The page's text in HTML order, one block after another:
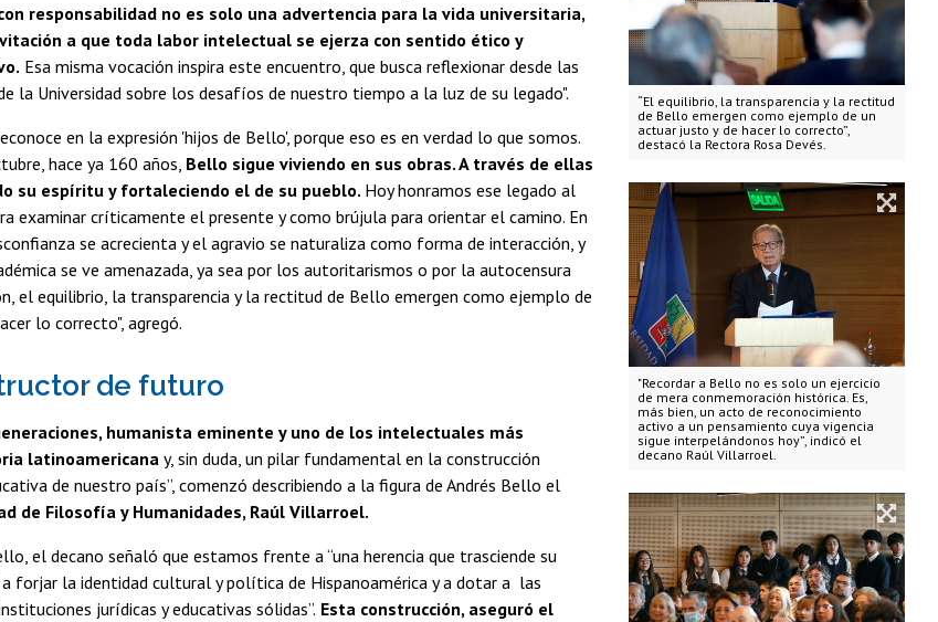
“El equilibrio, la transparencia y la rectitud
de Bello emergen como ejemplo de un
actuar justo y de hacer lo correcto”,
destacó la Rectora Rosa Devés.
"Recordar a Bello no es solo un ejercicio
de mera conmemoración histórica. Es,
más bien, un acto de reconocimiento
activo a un pensamiento cuya vigencia
sigue interpelándonos hoy”, indicó el
decano Raúl Villarroel.
responsabilidad no es solo una advertencia para la vida universitaria,
a que toda labor intelectual se ejerza con sentido ético y
Esa misma vocación inspira este encuentro, que busca reflexionar desde las
la Universidad sobre los desafíos de nuestro tiempo a la luz de su legado".
en la expresión 'hijos de Bello', porque eso es en verdad lo que somos.
hace ya 160 años, Bello sigue viviendo en sus obras. A través de ellas
su espíritu y fortaleciendo el de su pueblo. Hoy honramos ese legado al
examinar críticamente el presente y como brújula para orientar el camino. En
se acrecienta y el agravio se naturaliza como forma de interacción, y
se ve amenazada, ya sea por los autoritarismos o por la autocensura
el equilibrio, la transparencia y la rectitud de Bello emergen como ejemplo de
lo correcto", agregó.
de futuro
humanista eminente y uno de los intelectuales más
latinoamericana y, sin duda, un pilar fundamental en la construcción
de nuestro país”, comenzó describiendo a la figura de Andrés Bello el
de Filosofía y Humanidades, Raúl Villarroel.
el decano señaló que estamos frente a “una herencia que trasciende su
forjar la identidad cultural y política de Hispanoamérica y a dotar a las
jurídicas y educativas sólidas”. Esta construcción, aseguró el